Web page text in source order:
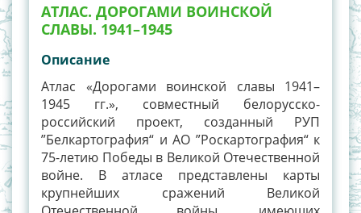
АТЛАС. ДОРОГАМИ ВОИНСКОЙ
СЛАВЫ. 1941–1945
Описание
Атлас «Дорогами воинской славы 1941–
1945 гг.», совместный белорусско-
российский проект, созданный РУП
”Белкартография“ и АО ”Роскартография“ к
75-летию Победы в Великой Отечественной
войне. В атласе представлены карты
крупнейших сражений Великой